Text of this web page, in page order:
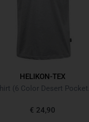
HELIKON-TEX
€ 24,90